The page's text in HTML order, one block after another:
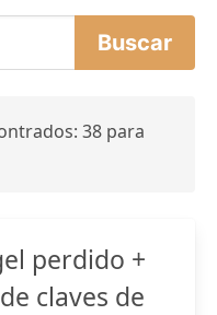
38 para
perdido +
claves de